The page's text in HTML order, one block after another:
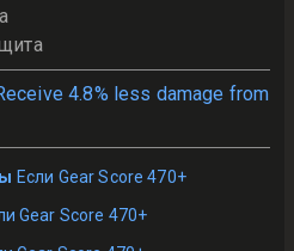
4.8% less damage from
Если Gear Score 470+
Gear Score 470+